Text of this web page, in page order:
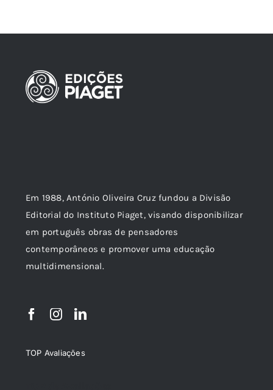
Em 1988, António Oliveira Cruz fundou a Divisão
Editorial do Instituto Piaget, visando disponibilizar
em português obras de pensadores
contemporâneos e promover uma educação
multidimensional.
TOP Avaliações